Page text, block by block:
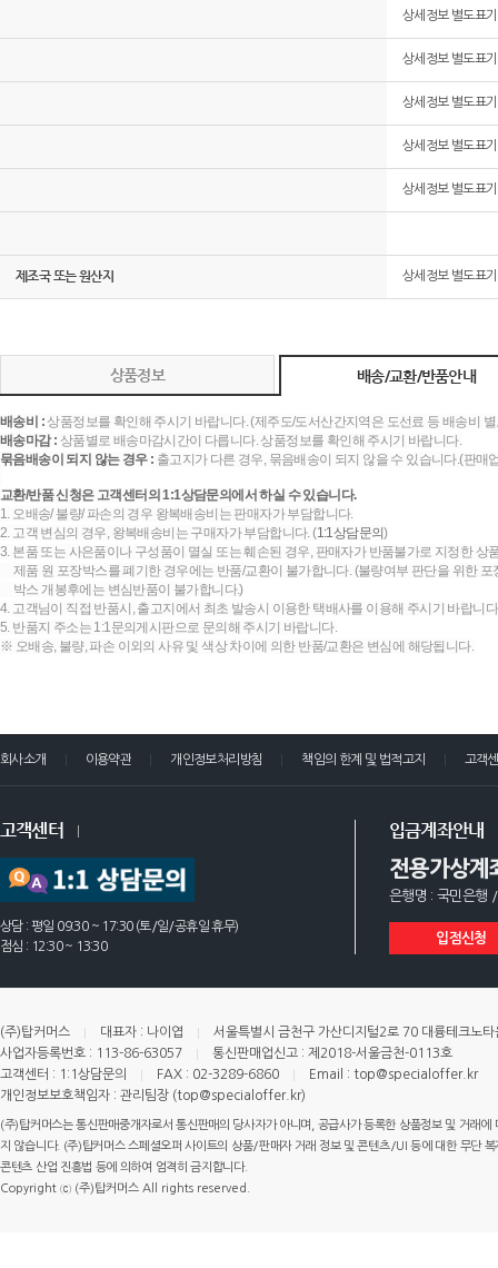
상세정보 별도표기
상세정보 별도표기
상세정보 별도표기
상세정보 별도표기
상세정보 별도표기
제조국 또는 원산지 상세정보 별도표기
상품정보 배송/교환/반품안내
배송비 :상품정보를 확인해 주시기 바랍니다. (제주도/도서산간지역은 도선료 등 배송비
배송마감 : 상품별로 배송마감시간이 다릅니다. 상품정보를 확인해 주시기 바랍니다.
묶음배송이 되지 않는 경우 : 출고지가 다른 경우, 묶음배송이 되지 않을 수 있습니다.(판
교환/반품 신청은 고객센터의 1:1상담문의에서 하실 수 있습니다.
1. 오배송/ 불량/ 파손의 경우 왕복배송비는 판매자가 부담합니다.
2. 고객 변심의 경우, 왕복배송비는 구매자가 부담합니다. (1:1상담문의)
3. 본품 또는 사은품이나 구성품이 멸실 또는 훼손된 경우, 판매자가 반품불가로 지정한 상
제품 원 포장박스를 폐기한 경우에는 반품/교환이 불가합니다. (불량여부 판단을 위한
박스 개봉후에는 변심반품이 불가합니다.)
4. 고객님이 직접 반품시, 출고지에서 최초 발송시 이용한 택배사를 이용해 주시기 바랍니
5. 반품지 주소는 1:1문의게시판으로 문의해 주시기 바랍니다.
※ 오배송, 불량, 파손 이외의 사유 및 색상 차이에 의한 반품/교환은 변심에 해당됩니다.
회사소개 이용약관 개인정보처리방침 책임의 한계 및 법적고지 고객
고객센터
상담 : 평일 09:30 ~ 17:30 (토/일/공휴일 휴무)
점심 : 12:30 ~ 13:30
입금계좌안내
전용가상계
은행명 : 국민은행
입점신청
(주)탑커머스 대표자 : 나이엽
서울특별시 금천구 가산디지털2로 70 대륭테크노
사업자등록번호 : 113-86-63057
통신판매업신고 : 제2018-서울금천-0113호
고객센터 : 1:1상담문의
FAX : 02-3289-6860
Email : top@specialoffer.kr
개인정보보호책임자 : 관리팀장 (top@specialoffer.kr)
(주)탑커머스는 통신판매중개자로서 통신판매의 당사자가 아니며, 공급사가 등록한 상품정보 및 거래
지 않습니다. (주)탑커머스 스페셜오퍼 사이트의 상품/판매자 거래 정보 및 콘텐츠/UI 등에 대한 무단
콘텐츠 산업 진흥법 등에 의하여 엄격히 금지합니다.
Copyright ⓒ (주)탑커머스 All rights reserved.